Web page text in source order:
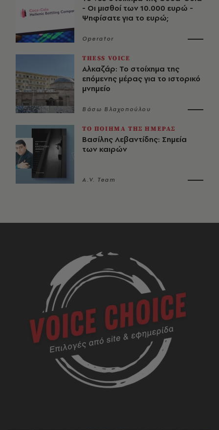
- Οι μισθοί των 10.000 ευρώ -
Ψηφίσατε για το ευρώ;
Operator
THESS VOICE
Αλκαζάρ: Το στοίχημα της
επόμενης μέρας για το ιστορικό
μνημείο
Βάσω Βλαχοπούλου
ΤΟ ΠΟΙΗΜΑ ΤΗΣ ΗΜΕΡΑΣ
Βασίλης Λεβαντίδης: Σημεία
των καιρών
A.V. Team